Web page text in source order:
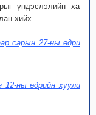
үндэслэлийн хамт
хийх.
сарын 27-ны өдрийн
ны өдрийн хуулиар